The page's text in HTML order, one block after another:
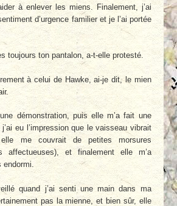
à enlever les miens. Finalement, j’ai
d’urgence familier et je l’ai portée
toujours ton pantalon, a-t-elle protesté.
à celui de Hawke, ai-je dit, le mien
démonstration, puis elle m’a fait une
eu l’impression que le vaisseau vibrait
me couvrait de petites morsures
affectueuses), et finalement elle m’a
endormi.
quand j’ai senti une main dans ma
pas la mienne, et bien sûr, elle